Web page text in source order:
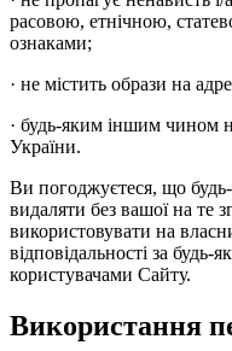
расовою, етнічною,
ознаками;
· не містить образи на
· будь-яким іншим чином
України.
Ви погоджуєтеся, що
видаляти без вашої на те
використовувати на
відповідальності за
користувачами Сайту.
Використання